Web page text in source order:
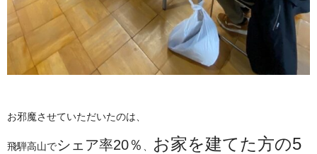
お邪魔させていただいたのは、
飛騨高山でシェア率20％
お家を建てた方の5